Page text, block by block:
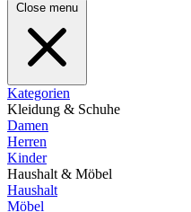
Close menu
Kategorien
Kleidung & Schuhe
Damen
Herren
Kinder
Haushalt & Möbel
Haushalt
Möbel